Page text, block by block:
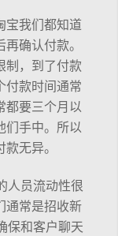
宝我们都知道
确认付款。
制，到了付款
付款时间通常
都要三个月以
们手中。所以
无异。
人员流动性很
通常是招收新
保和客户聊天